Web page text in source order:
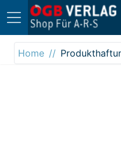
Direkt zum Inhalt
Home